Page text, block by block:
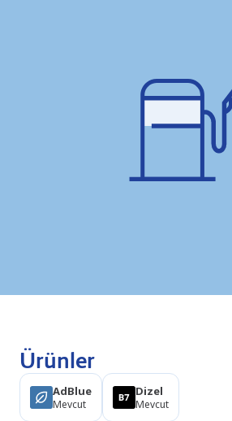
Ürünler
AdBlue
Mevcut
Dizel
Mevcut